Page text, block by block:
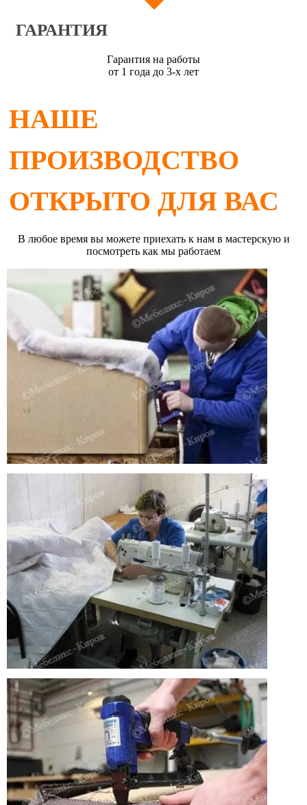
ГАРАНТИЯ
Гарантия на работы
от 1 года до 3-х лет
НАШЕ
ПРОИЗВОДСТВО
ОТКРЫТО ДЛЯ ВАС
В любое время вы можете приехать к нам в мастерскую и
посмотреть как мы работаем